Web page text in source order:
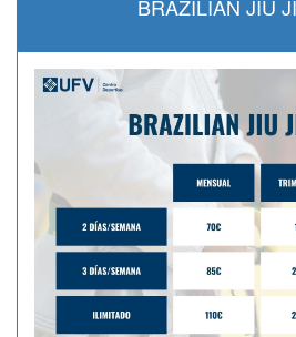
BRAZILIAN JIU